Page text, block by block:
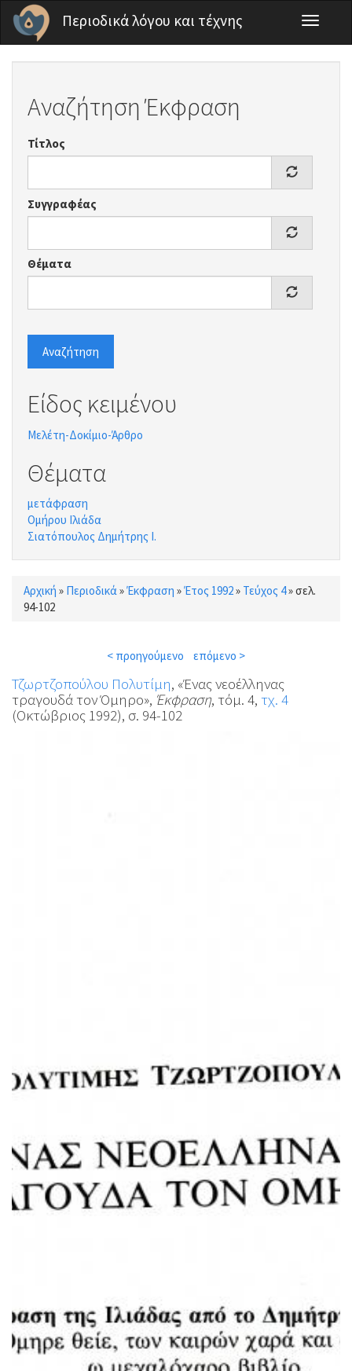
Παράκαμψη προς το κυρίως περιεχόμενο
Περιοδικά λόγου και τέχνης
Toggle
Αναζήτηση Έκφραση
Τίτλος
Συγγραφέας
Θέματα
Αναζήτηση
Είδος κειμένου
Μελέτη-Δοκίμιο-Άρθρο
Θέματα
μετάφραση
Ομήρου Ιλιάδα
Σιατόπουλος Δημήτρης Ι.
Είστε εδώ
Αρχική » Περιοδικά»Έκφραση »Έτος 1992» Τεύχος 4»σελ.
94-102
< προηγούμενο επόμενο >
Τζωρτζοπούλου Πολυτίμη, «Ένας νεοέλληνας
τραγουδά τον Όμηρο», Έκφραση, τόμ. 4, τχ. 4
(Οκτώβριος 1992), σ. 94-102